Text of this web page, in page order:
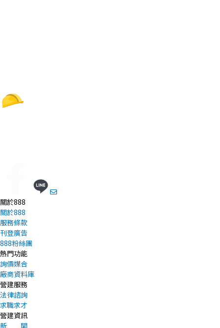
關於888
關於888
服務條款
刊登廣告
888粉絲團
熱門功能
詢價媒合
廠商資料庫
營建服務
法律諮詢
求職求才
營建資訊
新 聞